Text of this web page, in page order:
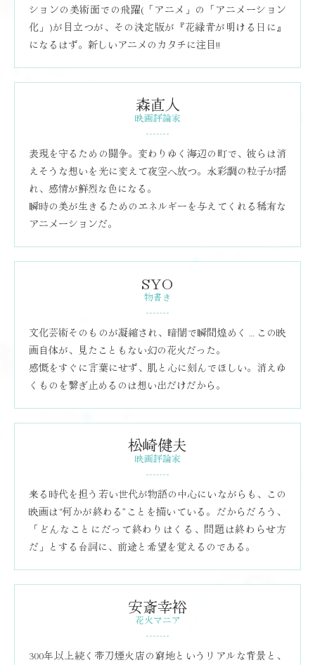
ションの美術面での飛躍(「アニメ」の「アニメーション
化」)が目立つが、その決定版が『花緑青が明ける日に』
になるはず。新しいアニメのカタチに注目!!
森直人
映画評論家
表現を守るための闘争。変わりゆく海辺の町で、彼らは消
えそうな想いを光に変えて夜空へ放つ。水彩調の粒子が揺
れ、感情が鮮烈な色になる。
瞬時の美が生きるためのエネルギーを与えてくれる稀有な
アニメーションだ。
SYO
物書き
文化芸術そのものが凝縮され、暗闇で瞬間煌めく…この映
画自体が、見たこともない幻の花火だった。
感慨をすぐに言葉にせず、肌と心に刻んでほしい。消えゆ
くものを繋ぎ止めるのは想い出だけだから。
松崎健夫
映画評論家
来る時代を担う若い世代が物語の中心にいながらも、この
映画は“何かが終わる”ことを描いている。だからだろう、
「どんなことにだって終わりはくる、問題は終わらせ方
だ」とする台詞に、前途と希望を覚えるのである。
安斎幸裕
花火マニア
300年以上続く帯刀煙火店の窮地というリアルな背景と、